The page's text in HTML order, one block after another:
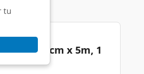
tu
2.5cm x 5m, 1